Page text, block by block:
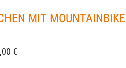
MIT MOUNTAINBIKE
€